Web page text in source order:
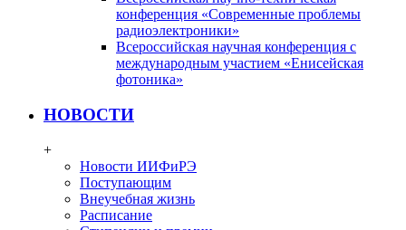
конференция «Современные проблемы
радиоэлектроники»
Всероссийская научная конференция с
международным участием «Енисейская
фотоника»
НОВОСТИ
+
Новости ИИФиРЭ
Поступающим
Внеучебная жизнь
Расписание